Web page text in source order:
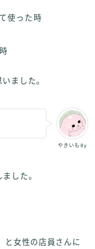
使った時
ました。
やきいも8y
した。
と女性の店員さんに